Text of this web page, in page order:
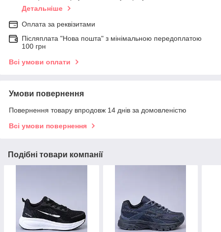
Детальніше
Оплата за реквізитами
Післяплата "Нова пошта" з мінімальною передоплатою
100 грн
Всі умови оплати
Умови повернення
Повернення товару впродовж 14 днів за домовленістю
Всі умови повернення
Подібні товари компанії